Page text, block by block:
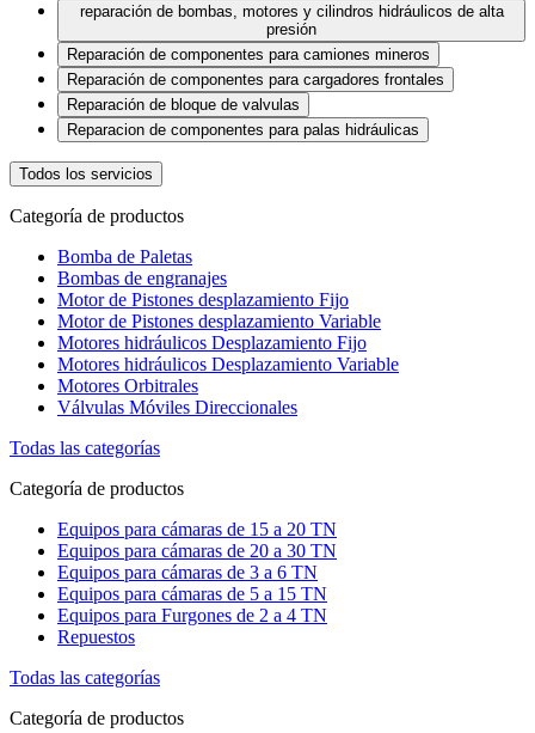
reparación de bombas, motores y cilindros hidráulicos de alta
presión
Reparación de componentes para camiones mineros
Reparación de componentes para cargadores frontales
Reparación de bloque de valvulas
Reparacion de componentes para palas hidráulicas
Todos los servicios
Categoría de productos
Bomba de Paletas
Bombas de engranajes
Motor de Pistones desplazamiento Fijo
Motor de Pistones desplazamiento Variable
Motores hidráulicos Desplazamiento Fijo
Motores hidráulicos Desplazamiento Variable
Motores Orbitrales
Válvulas Móviles Direccionales
Todas las categorías
Categoría de productos
Equipos para cámaras de 15 a 20 TN
Equipos para cámaras de 20 a 30 TN
Equipos para cámaras de 3 a 6 TN
Equipos para cámaras de 5 a 15 TN
Equipos para Furgones de 2 a 4 TN
Repuestos
Todas las categorías
Categoría de productos